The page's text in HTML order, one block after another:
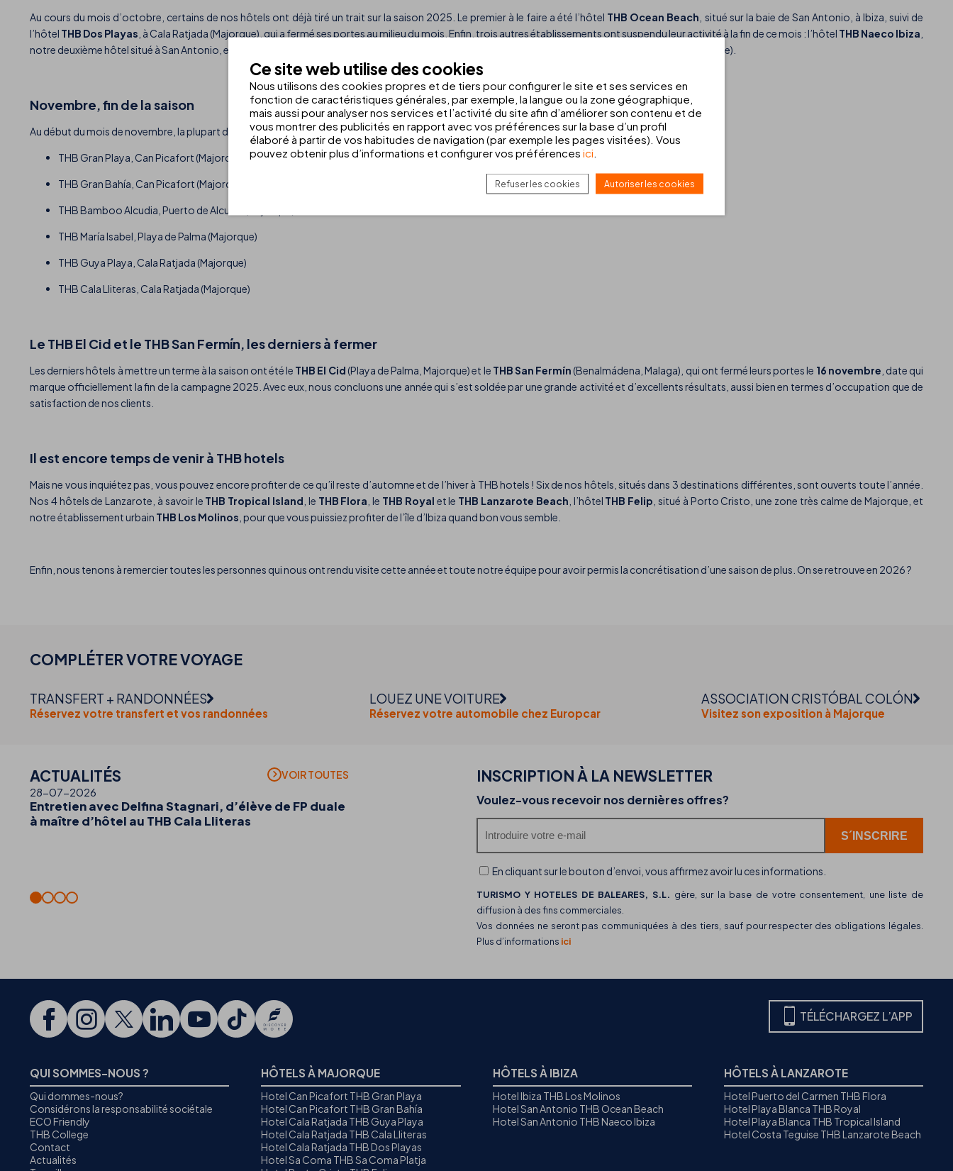
Au cours du mois d’octobre, certains de nos hôtels ont déjà tiré un trait sur la saison 2025. Le premier à le faire a été l’hôtel THB Ocean Beach , situé sur la baie de San Antonio, à Ibiza, suivi de
l’hôtel THB Dos Playas , à Cala Ratjada (Majorque), qui a fermé ses portes au milieu du mois. Enfin, trois autres établissements ont suspendu leur activité à la fin de ce mois : l’hôtel THB Naeco Ibiza
notre deuxième hôtel situé à San Antonio, et les établissements
(à Sa Coma, Majorque).
Novembre, fin de la saison
Au début du mois de novembre, la plupart des hôtels ont mis un point final à la saison 2025. Ainsi, les hôtels suivants ont fermé le 2 novembre :
THB Gran Playa, Can Picafort (Majorque)
THB Gran Bahía, Can Picafort (Majorque)
THB Bamboo Alcudia, Puerto de Alcudia (Majorque)
THB María Isabel, Playa de Palma (Majorque)
THB Guya Playa, Cala Ratjada (Majorque)
THB Cala Lliteras, Cala Ratjada (Majorque)
Le THB El Cid et le THB San Fermín, les derniers à fermer
Les derniers hôtels à mettre un terme à la saison ont été le THB El Cid (Playa de Palma, Majorque) et le THB San Fermín (Benalmádena, Malaga), qui ont fermé leurs portes le 16 novembre , date qui
marque officiellement la fin de la campagne 2025. Avec eux, nous concluons une année qui s’est soldée par une grande activité et d’excellents résultats, aussi bien en termes d’occupation que de
satisfaction de nos clients.
Il est encore temps de venir à THB hotels
Mais ne vous inquiétez pas, vous pouvez encore profiter de ce qu’il reste d’automne et de l’hiver à THB hotels ! Six de nos hôtels, situés dans 3 destinations différentes, sont ouverts toute l’année.
Nos 4 hôtels de Lanzarote, à savoir le THB Tropical Island , le THB Flora , le THB Royal et le THB Lanzarote Beach , l’hôtel THB Felip , situé à Porto Cristo, une zone très calme de Majorque, et
notre établissement urbain THB Los Molinos , pour que vous puissiez profiter de l’île d’Ibiza quand bon vous semble.
Enfin, nous tenons à remercier toutes les personnes qui nous ont rendu visite cette année et toute notre équipe pour avoir permis la concrétisation d’une saison de plus. On se retrouve en 2026 ?
COMPLÉTER VOTREVOYAGE
TRANSFERT + RANDONNÉES
Réservez votre transfert et vos randonnées
LOUEZ UNE VOITURE
Réservez votre automobile chez Europcar
ASSOCIATION CRISTÓBAL COLÓN
Visitez son exposition à Majorque
ACTUALITÉS VOIR TOUTES
28-07-2026
Entretien avec Delfina Stagnari, d’élève de FP duale
à maître d’hôtel au THB Cala Lliteras
Découvrez les food trucks de THB hotels et leur
offre gastronomique
THB hotels intègre WhatsApp comme nouveau
canal de service client
INSCRIPTION À LA NEWSLETTER
Voulez-vous recevoir nos dernières offres?
En cliquant sur le bouton d’envoi, vous affirmez avoir lu ces informations.
TURISMO Y HOTELES DE BALEARES, S.L. gère, sur la base de votre consentement, une liste de
diffusion à des fins commerciales.
Vos données ne seront pas communiquées à des tiers, sauf pour respecter des obligations légales.
Plus d’informations ici
TÉLÉCHARGEZ L’APP
QUI SOMMES-NOUS ?
Qui dommes-nous?
Considérons la responsabilité sociétale
ECO Friendly
THB College
Contact
Actualités
HÔTELS À MAJORQUE
Hotel Can Picafort THB Gran Playa
Hotel Can Picafort THB Gran Bahía
Hotel Cala Ratjada THB Guya Playa
Hotel Cala Ratjada THB Cala Lliteras
Hotel Cala Ratjada THB Dos Playas
Hotel Sa Coma THB Sa Coma Platja
HÔTELS À IBIZA
Hotel Ibiza THB Los Molinos
Hotel San Antonio THB Ocean Beach
Hotel San Antonio THB Naeco Ibiza
HÔTELS À LANZAROTE
Hotel Puerto del Carmen THB Flora
Hotel Playa Blanca THB Royal
Hotel Playa Blanca THB Tropical Island
Hotel Costa Teguise THB Lanzarote Beach
Ce site web utilise des cookies
Nous utilisons des cookies propres et de tiers pour configurer le site et ses services en
fonction de caractéristiques générales, par exemple, la langue ou la zone géographique,
mais aussi pour analyser nos services et l’activité du site afin d’améliorer son contenu et de
vous montrer des publicités en rapport avec vos préférences sur la base d’un profil
élaboré à partir de vos habitudes de navigation (par exemple les pages visitées). Vous
pouvez obtenir plus d’informations et configurer vos préférences ici
Refuser les cookies Autoriser les cookies